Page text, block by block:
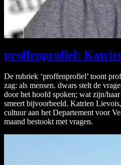
proffenprofiel:
De rubriek ‘proffenprofiel’ toont
zag: als mensen. dwars stelt de
door het hoofd spoken; wat zijn/
smeert bijvoorbeeld. Katrien
cultuur aan het Departement voor
maand bestookt met vragen.